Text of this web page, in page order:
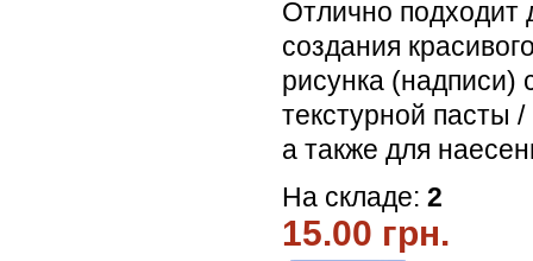
Отлично подходит
создания
рисунка
текстурной пасты
а также для
На складе: 2
15.00 грн.